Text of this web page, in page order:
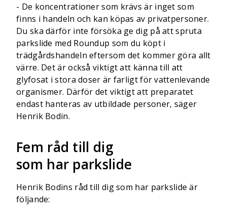
- De koncentrationer som krävs är inget som
finns i handeln och kan köpas av privatpersoner.
Du ska därför inte försöka ge dig på att spruta
parkslide med Roundup som du köpt i
trädgårdshandeln eftersom det kommer göra allt
värre. Det är också viktigt att känna till att
glyfosat i stora doser är farligt för vattenlevande
organismer. Därför det viktigt att preparatet
endast hanteras av utbildade personer, säger
Henrik Bodin.
Fem råd till dig
som har parkslide
Henrik Bodins råd till dig som har parkslide är
följande: